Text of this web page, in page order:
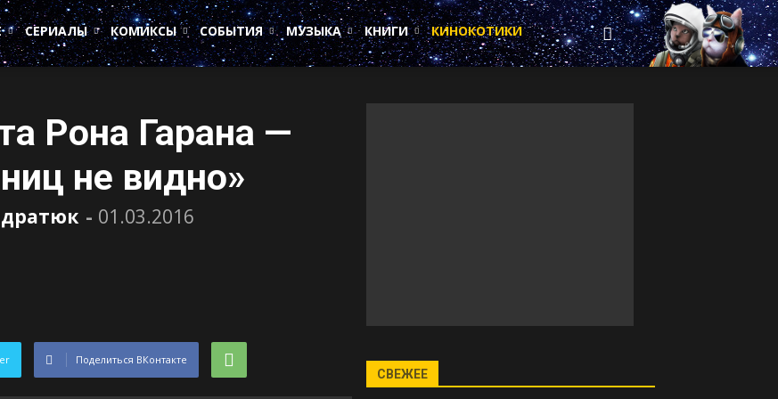
СЕРИАЛЫ КОМИКСЫ СОБЫТИЯ МУЗЫКА КНИГИ КИНОКОТИКИ
Рона Гарана —
не видно»
- 01.03.2016
Поделиться ВКонтакте
СВЕЖЕЕ